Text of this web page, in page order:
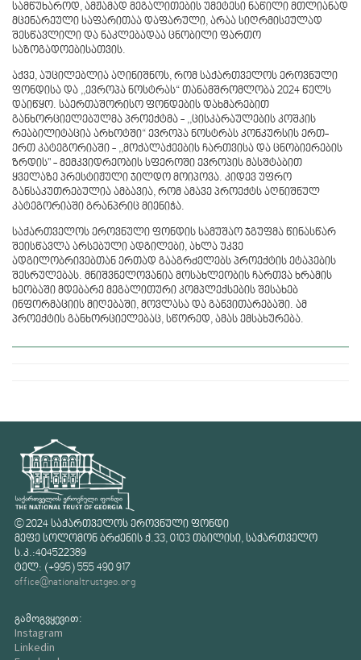
სამწუხაროდ, ამჟამად მეგალითების უმეტესი ნაწილი მთლიანად
მცენარეული საფარითაა დაფარული, არაა სიღრმისეულად
შესწავლილი და ნაკლებადაა ცნობილი ფართო
საზოგადოებისათვის.
აქვე, აუცილებლია აღინიშნოს, რომ საქართველოს ეროვნული
ფონდისა და ,,ევროპა ნოსტრას“ თანამშრომლობა 2024 წელს
დაიწყო. საერთაშორისო ფონდების დახმარებით
განხორციელებულმა პროექტმა - ,,ცისკარაულების კოშკის
რეაბილიტაცია არხოტში“ ევროპა ნოსტრას კონკურსის ერთ-
ერთ კატეგორიაში - ,,მოქალაქეების ჩართვისა და ცნობიერების
ზრდის" - მემკვიდრეობის სფეროში ევროპის მასშტაბით
ყველაზე პრესტიჟული ჯილდო მოიპოვა. კიდევ უფრო
განსაკუთრებულია ამბავია, რომ ამავე პროექტს აღნიშნულ
კატეგორიაში გრანპრიც მიენიჭა.
საქართველოს ეროვნული ფონდის სამუშაო ჯგუფმა წინასწარ
შეისწავლა არსებული ადგილები, ახლა უკვე
ადგილობრივებთან ერთად გააგრძელებს პროექტის ეტაპების
შესრულებას. მნიშვნელოვანია მოსახლეობის ჩართვა ხრამის
ხეობაში მდებარე მეგალითური კომპლექსების შესახებ
ინფორმაციის მიღებაში, მოვლასა და განვითარებაში. ამ
პროექტის განხორციელებაც, სწორედ, ამას ემსახურება.
© 2024 საქართველოს ეროვნული ფონდი
მეფე სოლომონ ბრძენის ქ.33, 0103 თბილისი, საქართველო
ს.კ.:404522389
ტელ: (+995) 555 490 917
office@nationaltrustgeo.org
გამოგვყევით:
Instagram
Linkedin